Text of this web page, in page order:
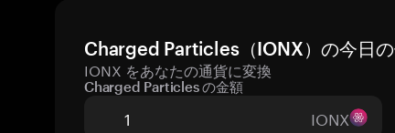
Charged Particles（IONX）の今日
IONX をあなたの通貨に変換
Charged Particles の金額
IONX